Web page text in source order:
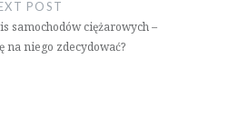
POST
samochodów ciężarowych –
na niego zdecydować?